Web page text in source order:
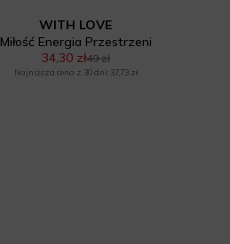
WITH LOVE
Miłość Energia Przestrzeni
34,30 zł49 zł
Najniższa cena z 30 dni: 37,73 zł